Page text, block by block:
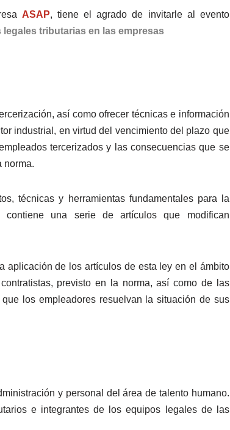
ASAP, tiene el agrado de invitarle al evento
legales tributarias en las empresas
así como ofrecer técnicas e información
industrial, en virtud del vencimiento del plazo que
tercerizados y las consecuencias que se
norma.
técnicas y herramientas fundamentales para la
una serie de artículos que modifican
aplicación de los artículos de esta ley en el ámbito
previsto en la norma, así como de las
los empleadores resuelvan la situación de sus
y personal del área de talento humano.
e integrantes de los equipos legales de las